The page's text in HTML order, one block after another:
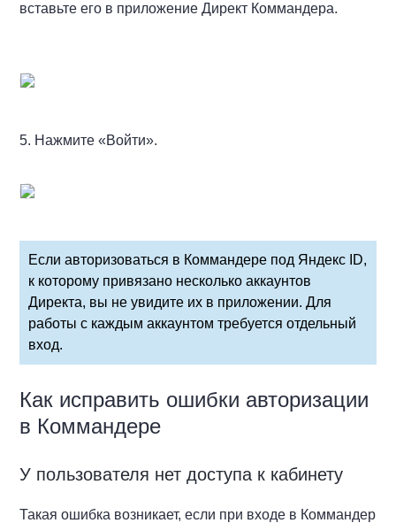
вставьте его в приложение Директ Коммандера.
5. Нажмите «Войти».
Если авторизоваться в Коммандере под Яндекс ID,
к которому привязано несколько аккаунтов
Директа, вы не увидите их в приложении. Для
работы с каждым аккаунтом требуется отдельный
вход.
Как исправить ошибки авторизации
в Коммандере
У пользователя нет доступа к кабинету
Такая ошибка возникает, если при входе в Коммандер